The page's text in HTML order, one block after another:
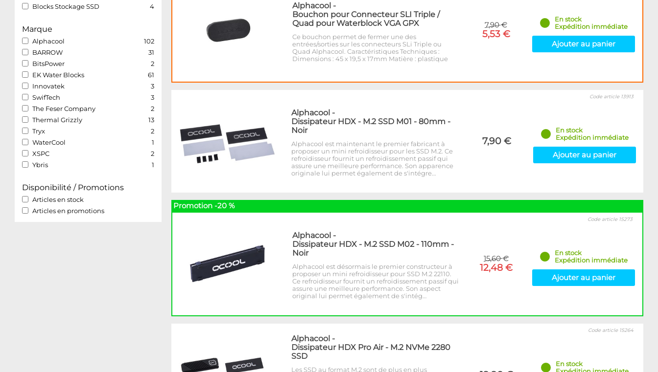
Blocks Stockage SSD
4
Marque
Alphacool
102
BARROW
31
BitsPower
2
EK Water Blocks
61
Innovatek
3
SwifTech
3
The Feser Company
2
Thermal Grizzly
13
Tryx
2
WaterCool
1
XSPC
2
Ybris
1
Disponibilité / Promotions
Articles en stock
Articles en promotions
Alphacool -
Bouchon pour Connecteur SLI Triple /
Quad pour Waterblock VGA GPX
Ce bouchon permet de fermer une des
entrées/sorties sur les connecteurs SLi Triple ou
Quad Alphacool. Caractéristiques Techniques :
Dimensions : 45 x 19,5 x 17mm Matière : plastique
7,90 €
5,53 €
En stock
Expédition immédiate
Ajouter au panier
Alphacool -
Dissipateur HDX - M.2 SSD M01 - 80mm -
Noir
Alphacool est maintenant le premier fabricant à
proposer un mini refroidisseur pour les SSD M.2. Ce
refroidisseur fournit un refroidissement passif qui
assure une meilleure performance. Son apparence
originale lui permet également de s'intégre…
7,90 €
Code article 13913
En stock
Expédition immédiate
Ajouter au panier
Promotion -20 %
Alphacool -
Dissipateur HDX - M.2 SSD M02 - 110mm -
Noir
Alphacool est désormais le premier constructeur à
proposer un mini refroidisseur pour SSD M.2 22110.
Ce refroidisseur fournit un refroidissement passif qui
assure une meilleure performance. Son aspect
original lui permet également de s'intég…
15,60 €
12,48 €
Code article 15273
En stock
Expédition immédiate
Ajouter au panier
Alphacool -
Dissipateur HDX Pro Air - M.2 NVMe 2280
SSD
Les SSD au format M.2 sont de plus en plus
Code article 15264
En stock